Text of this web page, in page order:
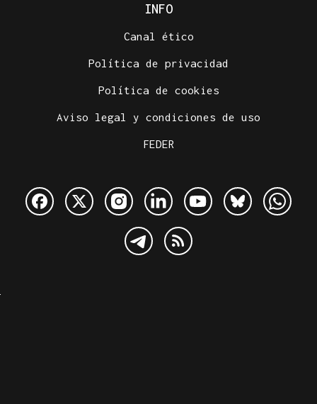
INFO
Canal ético
Política de privacidad
Política de cookies
Aviso legal y condiciones de uso
FEDER